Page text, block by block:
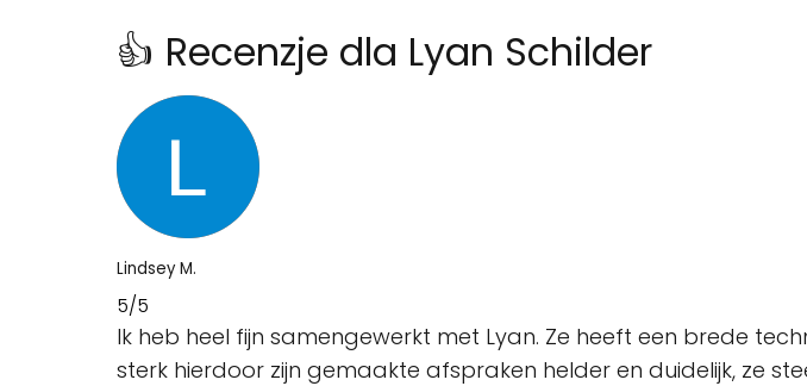
👍 Recenzje dla Lyan Schilder
Lindsey M.
5/5
Ik heb heel fijn samengewerkt met Lyan. Ze heeft een brede
sterk hierdoor zijn gemaakte afspraken helder en duidelijk, ze